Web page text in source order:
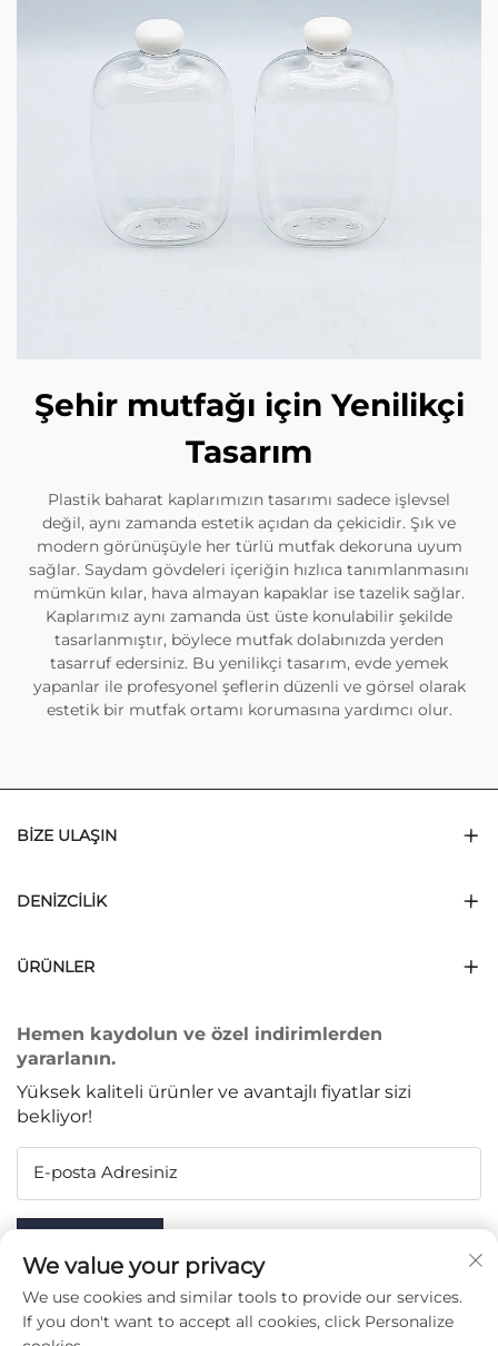
Şehir mutfağı için Yenilikçi
Tasarım
Plastik baharat kaplarımızın tasarımı sadece işlevsel
değil, aynı zamanda estetik açıdan da çekicidir. Şık ve
modern görünüşüyle her türlü mutfak dekoruna uyum
sağlar. Saydam gövdeleri içeriğin hızlıca tanımlanmasını
mümkün kılar, hava almayan kapaklar ise tazelik sağlar.
Kaplarımız aynı zamanda üst üste konulabilir şekilde
tasarlanmıştır, böylece mutfak dolabınızda yerden
tasarruf edersiniz. Bu yenilikçi tasarım, evde yemek
yapanlar ile profesyonel şeflerin düzenli ve görsel olarak
estetik bir mutfak ortamı korumasına yardımcı olur.
BIZE ULAŞIN
DENIZCILIK
ÜRÜNLER
Hemen kaydolun ve özel indirimlerden
yararlanın.
Yüksek kaliteli ürünler ve avantajlı fiyatlar sizi
bekliyor!
E-posta Adresiniz
We value your privacy
We use cookies and similar tools to provide our services.
If you don't want to accept all cookies, click Personalize